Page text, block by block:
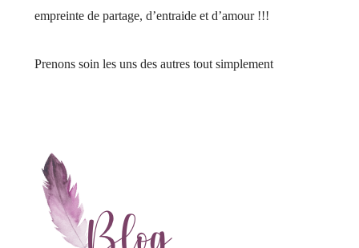
empreinte de partage, d’entraide et d’amour !!!
Prenons soin les uns des autres tout simplement